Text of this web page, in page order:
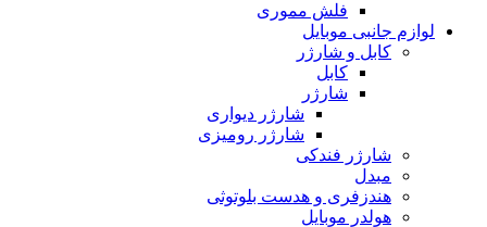
فلش مموری
لوازم جانبی موبایل
کابل و شارژر
کابل
شارژر
شارژر دیواری
شارژر رومیزی
شارژر فندکی
مبدل
هندزفری و هدست بلوتوثی
هولدر موبایل